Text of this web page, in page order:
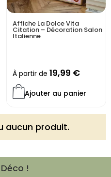
Affiche La Dolce Vita
Citation – Décoration Salon
Italienne
À partir de 19,99 €
Ajouter au panier
aucun produit.
!